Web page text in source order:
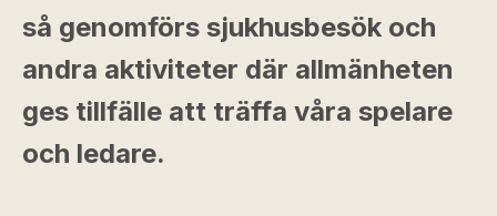
så genomförs sjukhusbesök och
andra aktiviteter där allmänheten
ges tillfälle att träffa våra spelare
och ledare.